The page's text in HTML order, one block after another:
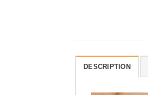
DESCRIPTION